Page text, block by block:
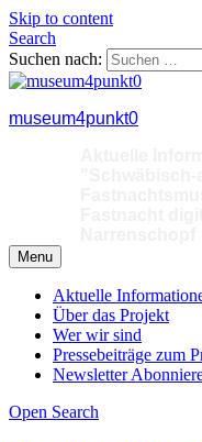
Skip to content
Search
Suchen nach:
museum4punkt0
Menu
Aktuelle
Über das Projekt
Wer wir sind
Pressebeiträge zum
Newsletter
Open Search